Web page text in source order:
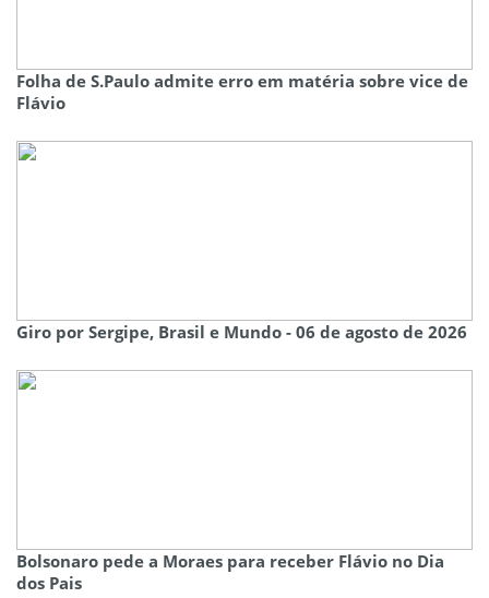
Folha de S.Paulo admite erro em matéria sobre vice de
Flávio
Giro por Sergipe, Brasil e Mundo - 06 de agosto de 2026
Bolsonaro pede a Moraes para receber Flávio no Dia
dos Pais